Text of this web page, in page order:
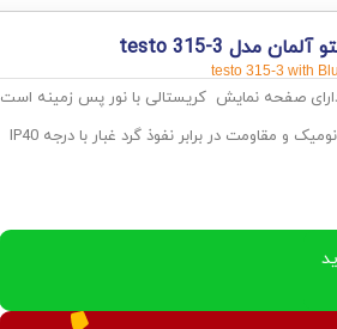
testo 315-3 with
نشت یاب و آنالایزر گاز بی سیم تستو 3-315 دارای صفحه نمایش کریستالی با نور پس زمینه است
که به صورت خودکار خاموش می شود طراحی سبک آرگونومیک و مقاومت در برابر نفوذ گرد غبار با درجه IP40